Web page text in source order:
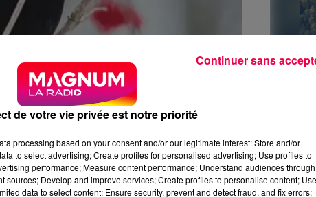
3 août 2026
de votre vie privée est notre priorité
processing based on your consent and/or our legitimate interest: Store and/or
to select advertising; Create profiles for personalised advertising; Use profiles to
performance; Measure content performance; Understand audiences through
sources; Develop and improve services; Create profiles to personalise content; Use
data to select content; Ensure security, prevent and detect fraud, and fix errors;
Continuer sans